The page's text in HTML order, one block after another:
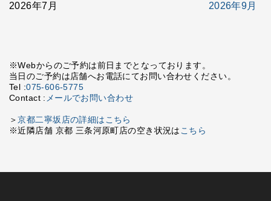
2026年7月 2026年9月
※Webからのご予約は前日までとなっております。
当日のご予約は店舗へお電話にてお問い合わせください。
Tel :075-606-5775
Contact : メールでお問い合わせ
＞京都二寧坂店の詳細はこちら
※近隣店舗 京都 三条河原町店の空き状況は こちら